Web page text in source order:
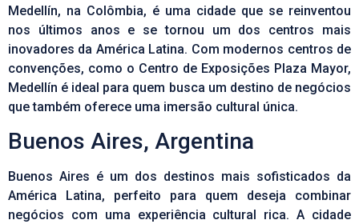
Medellín, na Colômbia, é uma cidade que se reinventou
nos últimos anos e se tornou um dos centros mais
inovadores da América Latina. Com modernos centros de
convenções, como o Centro de Exposições Plaza Mayor,
Medellín é ideal para quem busca um destino de negócios
que também oferece uma imersão cultural única.
Buenos Aires, Argentina
Buenos Aires é um dos destinos mais sofisticados da
América Latina, perfeito para quem deseja combinar
negócios com uma experiência cultural rica. A cidade